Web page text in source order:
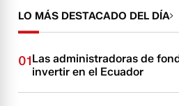
LO MÁS DESTACADO DEL DÍA
01Las administradoras de
invertir en el Ecuador